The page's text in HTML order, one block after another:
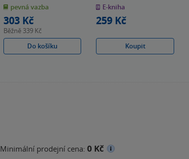
z
5
hvězdiček
pevná vazba
303 Kč
Běžně 339 Kč
Do košíku
z
5
hvězdiček
E-kniha
259 Kč
Koupit
Minimální prodejní cena: 0 Kč